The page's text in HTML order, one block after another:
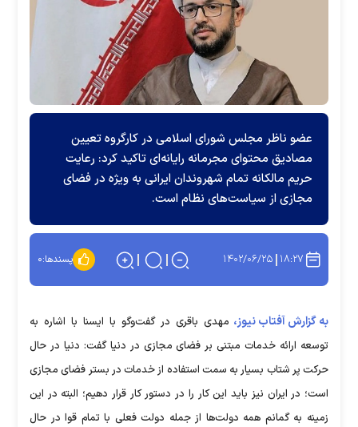
عضو ناظر مجلس شورای اسلامی در کارگروه تعیین
مصادیق محتوای مجرمانه رایانه‌ای تاکید کرد: رعایت
حریم مالکانه تمام شهروندان ایرانی به ویژه در فضای
مجازی از سیاست‌های نظام است.
۱۸:۲۷ ۱۴۰۲/۰۶/۲۵ پسندها:۰
به گزارش آفتاب نیوز، مهدی باقری در گفت‌وگو با ایسنا با اشاره به
توسعه ارائه خدمات مبتنی بر فضای مجازی در دنیا گفت: دنیا در حال
حرکت پر شتاب بسیار به سمت استفاده از خدمات در بستر فضای مجازی
است؛ در ایران نیز باید این کار را در دستور کار قرار دهیم؛ البته در این
زمینه به گمانم همه دولت‌ها از جمله دولت فعلی با تمام قوا در حال